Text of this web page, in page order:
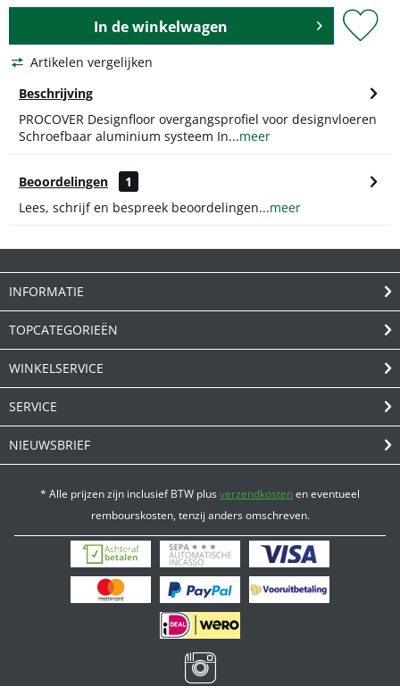
In dewinkelwagen
Artikelen vergelijken
Beschrijving
PROCOVER Designfloor overgangsprofiel voor designvloeren
Schroefbaar aluminium systeem In...meer
Beoordelingen
1
Lees, schrijf en bespreek beoordelingen...meer
INFORMATIE
TOPCATEGORIEËN
WINKELSERVICE
SERVICE
NIEUWSBRIEF
* Alle prijzen zijn inclusief BTW plusverzendkostenen eventueel
rembourskosten, tenzij anders omschreven.